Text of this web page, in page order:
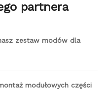
partnera
zestaw modów dla
modułowych części